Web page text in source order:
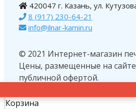
420047 г. Казань, ул.
8 (917) 230-64-21
info@ilnar-kamin.ru
© 2021 Интернет-магазин
Цены, размещенные на
публичной офертой.
Корзина